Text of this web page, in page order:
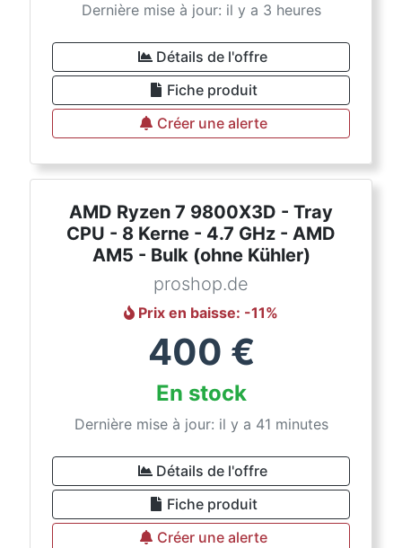
Dernière mise à jour: il y a 3 heures
Détails de l'offre
Fiche produit
Créer une alerte
AMD Ryzen 7 9800X3D - Tray
CPU - 8 Kerne - 4.7 GHz - AMD
AM5 - Bulk (ohne Kühler)
proshop.de
Prix en baisse: -11%
400 €
En stock
Dernière mise à jour: il y a 41 minutes
Détails de l'offre
Fiche produit
Créer une alerte